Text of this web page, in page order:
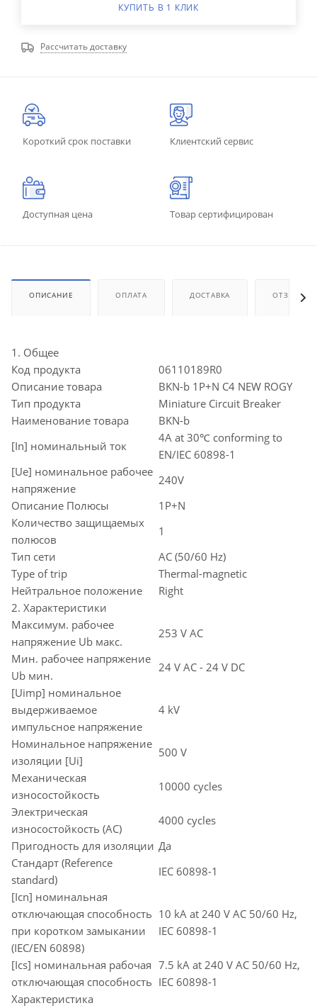
КУПИТЬ В 1 КЛИК
Рассчитать доставку
Короткий срок поставки Клиентский сервис
Доступная цена Товар сертифицирован
ОПИСАНИЕ ОПЛАТА ДОСТАВКА ОТЗЫВЫ
1. Общее
Код продукта
06110189R0
Описание товара
BKN-b 1P+N C4 NEW ROGY
Тип продукта
Miniature Circuit Breaker
Наименование товара
BKN-b
[In] номинальный ток
4A at 30℃ conforming to
EN/IEC 60898-1
[Ue] номинальное рабочее
напряжение
240V
Описание Полюсы
1P+N
Количество защищаемых
полюсов
1
Тип сети
AC (50/60 Hz)
Type of trip
Thermal-magnetic
Нейтральное положение
Right
2. Характеристики
Максимум. рабочее
напряжение Ub макс.
253 V AC
Мин. рабочее напряжение
Ub мин.
24 V AC - 24 V DC
[Uimp] номинальное
выдерживаемое
импульсное напряжение
4 kV
Номинальное напряжение
изоляции [Ui]
500 V
Механическая
износостойкость
10000 cycles
Электрическая
износостойкость (AC)
4000 cycles
Пригодность для изоляции Да
Стандарт (Reference
standard)
IEC 60898-1
[Icn] номинальная
отключающая способность
при коротком замыкании
(IEC/EN 60898)
10 kA at 240 V AC 50/60 Hz,
IEC 60898-1
[Ics] номинальная рабочая
отключающая способность
7.5 kA at 240 V AC 50/60 Hz,
IEC 60898-1
Характеристика